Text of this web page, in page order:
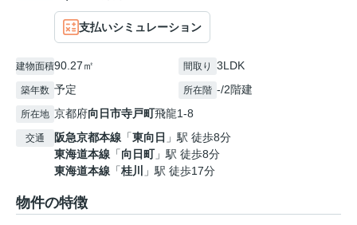
支払いシミュレーション
建物面積90.27㎡ 間取り 3LDK
築年数 予定 所在階 -/2階建
所在地 京都府向日市寺戸町飛龍1-8
交通 阪急京都本線 「東向日 」駅 徒歩8分
東海道本線 「向日町」駅 徒歩8分
東海道本線 「桂川 」駅 徒歩17分
物件の特徴